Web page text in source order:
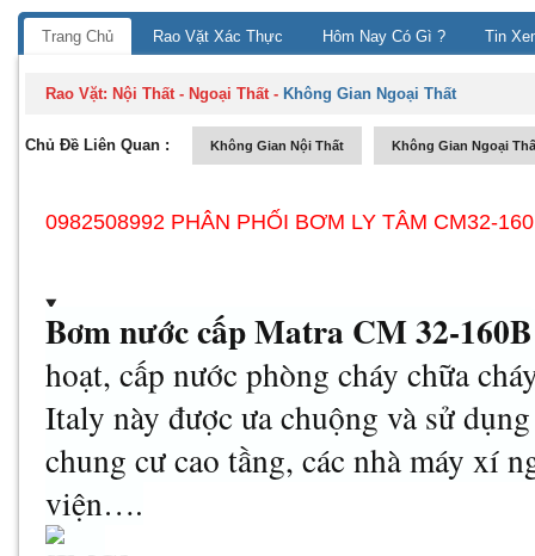
Trang Chủ Rao Vặt Xác Thực Hôm Nay Có Gì ? Tin
Rao Vặt: Nội Thất - Ngoại Thất- Không Gian Ngoại Thất
Chủ Đề Liên Quan : Không Gian Nội Thất Không Gian Ngoại
0982508992 PHÂN PHỐI BƠM LY TÂM CM32-
Bơm nước cấp Matra CM 32-160B
hoạt, cấp nước phòng cháy chữa
Italy này được ưa chuộng và sử
chung cư cao tầng, các nhà máy xí
viện….